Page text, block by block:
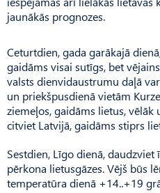
jaunākās prognozes.
Ceturtdien, gada garākajā
gaidāms visai sutīgs, bet
valsts dienvidaustrumu daļā
un priekšpusdienā vietām
ziemeļos, gaidāms lietus,
citviet Latvijā, gaidāms stiprs
Sestdien, Līgo dienā,
pērkona lietusgāzes. Vējš būs
temperatūra dienā +14..+19